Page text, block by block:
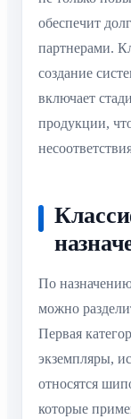
обеспечит
партнерами.
создание
включает
продукции,
По
можно
Первая
экземпляры,
относятся
которые